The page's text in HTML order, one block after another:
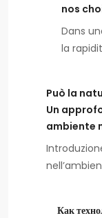
nos
Dans
la
Può la
Un
ambiente
Как